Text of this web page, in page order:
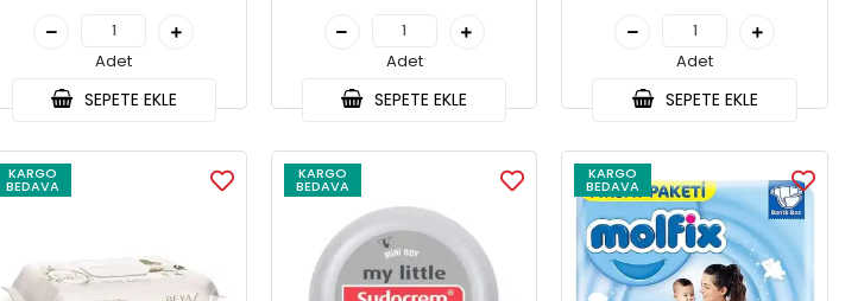
Adet
SEPETE EKLE
Adet
SEPETE EKLE
Adet
SEPETE EKLE
KARGO
BEDAVA
KARGO
BEDAVA
KARGO
BEDAVA